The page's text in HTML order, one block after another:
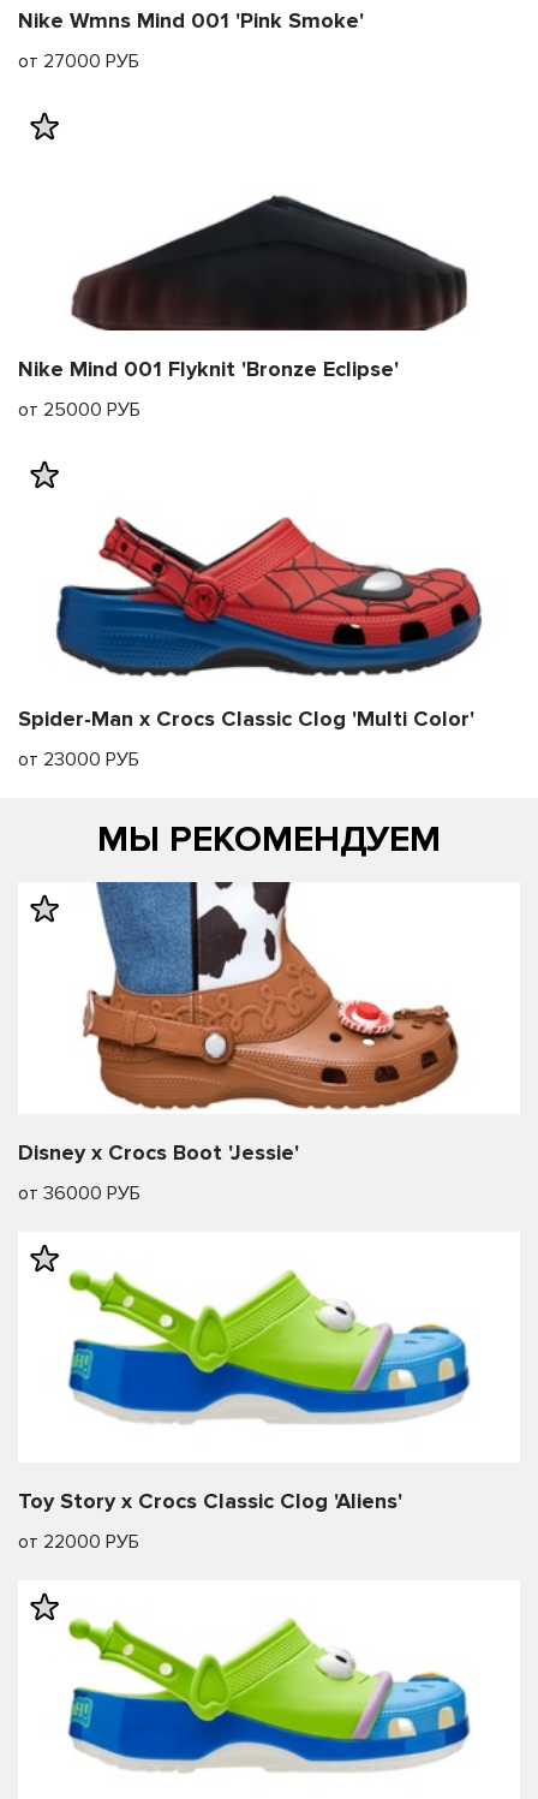
Nike Wmns Mind 001 'Pink Smoke'
от 27000 РУБ
Nike Mind 001 Flyknit 'Bronze Eclipse'
от 25000 РУБ
Spider-Man x Crocs Classic Clog 'Multi Color'
от 23000 РУБ
МЫ РЕКОМЕНДУЕМ
Disney x Crocs Boot 'Jessie'
от 36000 РУБ
Toy Story x Crocs Classic Clog 'Aliens'
от 22000 РУБ